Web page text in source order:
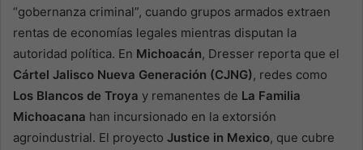
“gobernanza criminal”, cuando grupos armados extraen
rentas de economías legales mientras disputan la
autoridad política. En Michoacán, Dresser reporta que el
Cártel Jalisco Nueva Generación (CJNG), redes como
Los Blancos de Troya y remanentes de La Familia
Michoacana han incursionado en la extorsión
agroindustrial. El proyecto Justice in Mexico, que cubre